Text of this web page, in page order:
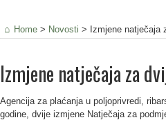
Home > Novosti > Izmjene natječaja
Izmjene natječaja za
Agencija za plaćanja u poljoprivredi,
godine, dvije izmjene Natječaja za